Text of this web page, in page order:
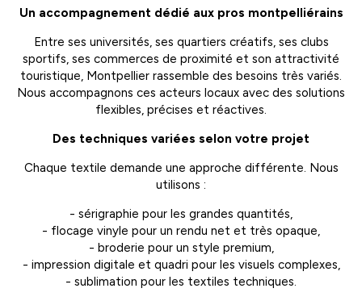
Un accompagnement dédié aux pros montpelliérains
Entre ses universités, ses quartiers créatifs, ses clubs
sportifs, ses commerces de proximité et son attractivité
touristique, Montpellier rassemble des besoins très variés.
Nous accompagnons ces acteurs locaux avec des solutions
flexibles, précises et réactives.
Des techniques variées selon votre projet
Chaque textile demande une approche différente. Nous
utilisons :
- sérigraphie pour les grandes quantités,
- flocage vinyle pour un rendu net et très opaque,
- broderie pour un style premium,
- impression digitale et quadri pour les visuels complexes,
- sublimation pour les textiles techniques.